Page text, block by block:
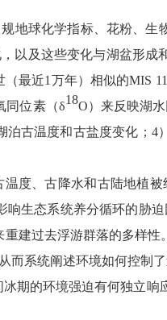
球化学指标、花粉、生物
以及这些变化与湖盆形成
最近1万年）相似的MIS
同位素（δ18O）来反映湖
古温度和古盐度变化；4
、古降水和古陆地植被
生态系统养分循环的胁
建过去浮游群落的多样
系统阐述环境如何控制
期的环境强迫有何独立响